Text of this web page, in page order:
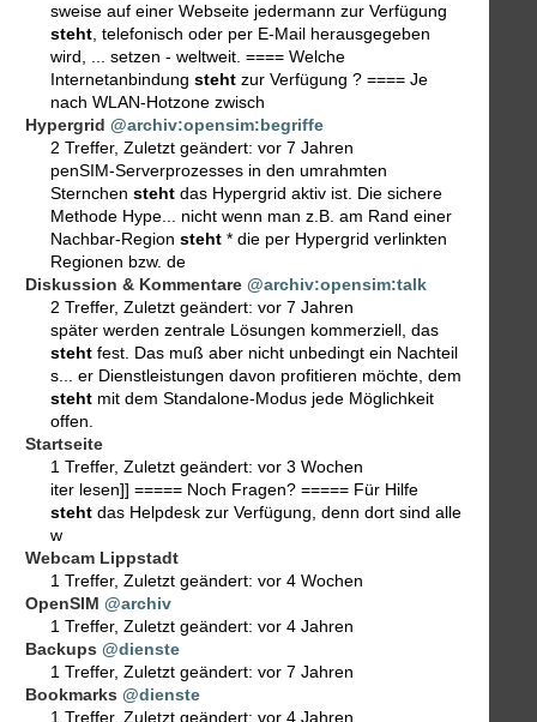
sweise auf einer Webseite jedermann zur Verfügung
steht, telefonisch oder per E-Mail herausgegeben
wird, ... setzen - weltweit. ==== Welche
Internetanbindung steht zur Verfügung ? ==== Je
nach WLAN-Hotzone zwisch
Hypergrid @archiv:opensim:begriffe
2 Treffer, Zuletzt geändert: vor 7 Jahren
penSIM-Serverprozesses in den umrahmten
Sternchen steht das Hypergrid aktiv ist. Die sichere
Methode Hype... nicht wenn man z.B. am Rand einer
Nachbar-Region steht * die per Hypergrid verlinkten
Regionen bzw. de
Diskussion & Kommentare @archiv:opensim:talk
2 Treffer, Zuletzt geändert: vor 7 Jahren
später werden zentrale Lösungen kommerziell, das
steht fest. Das muß aber nicht unbedingt ein Nachteil
s... er Dienstleistungen davon profitieren möchte, dem
steht mit dem Standalone-Modus jede Möglichkeit
offen.
Startseite
1 Treffer, Zuletzt geändert: vor 3 Wochen
iter lesen]] ===== Noch Fragen? ===== Für Hilfe
steht das Helpdesk zur Verfügung, denn dort sind alle
w
Webcam Lippstadt
1 Treffer, Zuletzt geändert: vor 4 Wochen
OpenSIM @archiv
1 Treffer, Zuletzt geändert: vor 4 Jahren
Backups @dienste
1 Treffer, Zuletzt geändert: vor 7 Jahren
Bookmarks @dienste
1 Treffer, Zuletzt geändert: vor 4 Jahren